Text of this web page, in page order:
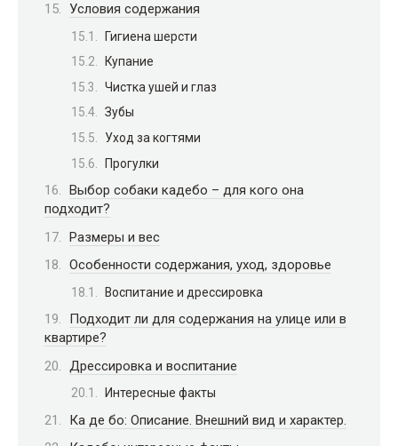
Условия содержания
Гигиена шерсти
Купание
Чистка ушей и глаз
Зубы
Уход за когтями
Прогулки
Выбор собаки кадебо – для кого она
подходит?
Размеры и вес
Особенности содержания, уход, здоровье
Воспитание и дрессировка
Подходит ли для содержания на улице или в
квартире?
Дрессировка и воспитание
Интересные факты
Ка де бо: Описание. Внешний вид и характер.